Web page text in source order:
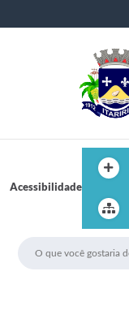
Acessibilidade